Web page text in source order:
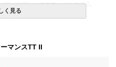
デュラフレックスエッジシステム
ツ：H35タイプ
く見る
マンスTT II